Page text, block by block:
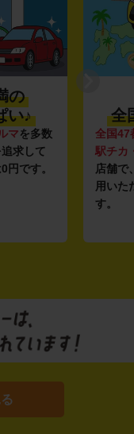
の
い♪
マを多数
求して
円です。
全
全国47
駅チカ
店舗で
用いた
す。